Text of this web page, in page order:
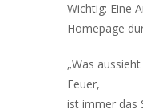
Wichtig: Eine
Homepage
„Was
Feuer,
ist immer das